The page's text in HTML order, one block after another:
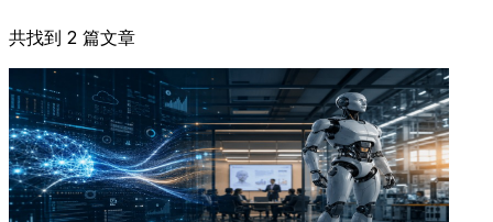
共找到 2 篇文章